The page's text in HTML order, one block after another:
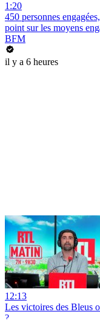
1:20
450 personnes
point sur les moyens
BFM
il y a 6 heures
12:13
Les victoires des Bleus